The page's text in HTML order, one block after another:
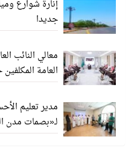
جديدا
معالي النائب
العامة
مدير تعليم
لـ«بصمات مدن